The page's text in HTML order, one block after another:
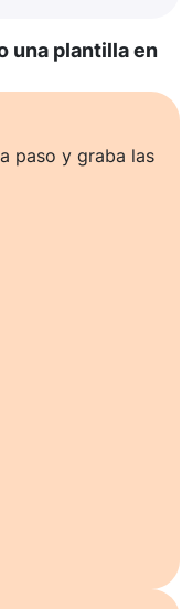
una plantilla en
paso y graba las